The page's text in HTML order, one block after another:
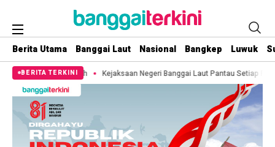
Berita Utama Banggai Laut Nasional Bangkep Luwuk
BERITA TERKINI
Kejaksaan Negeri Banggai Laut Pantau Setiap Pemberitaan Terkait